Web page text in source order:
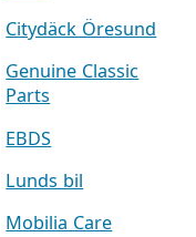
Citydäck Öresund
Genuine Classic
Parts
EBDS
Lunds bil
Mobilia Care